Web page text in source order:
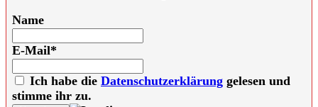
Name
E-Mail*
Ich habe die Datenschutzerklärung gelesen und
stimme ihr zu.